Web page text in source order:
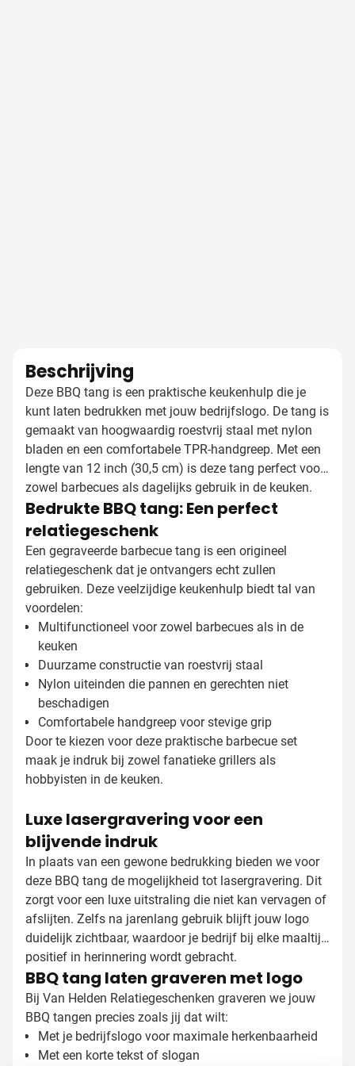
Beschrijving
Deze BBQ tang is een praktische keukenhulp die je
kunt laten bedrukken met jouw bedrijfslogo. De tang is
gemaakt van hoogwaardig roestvrij staal met nylon
bladen en een comfortabele TPR-handgreep. Met een
lengte van 12 inch (30,5 cm) is deze tang perfect voor
zowel barbecues als dagelijks gebruik in de keuken.
Bedrukte BBQ tang: Een perfect
relatiegeschenk
Een gegraveerde barbecue tang is een origineel
relatiegeschenk dat je ontvangers echt zullen
gebruiken. Deze veelzijdige keukenhulp biedt tal van
voordelen:
Multifunctioneel voor zowel barbecues als in de
keuken
Duurzame constructie van roestvrij staal
Nylon uiteinden die pannen en gerechten niet
beschadigen
Comfortabele handgreep voor stevige grip
Door te kiezen voor deze praktische barbecue set
maak je indruk bij zowel fanatieke grillers als
hobbyisten in de keuken.
Luxe lasergravering voor een
blijvende indruk
In plaats van een gewone bedrukking bieden we voor
deze BBQ tang de mogelijkheid tot lasergravering. Dit
zorgt voor een luxe uitstraling die niet kan vervagen of
afslijten. Zelfs na jarenlang gebruik blijft jouw logo
duidelijk zichtbaar, waardoor je bedrijf bij elke maaltijd
positief in herinnering wordt gebracht.
BBQ tang laten graveren met logo
Bij Van Helden Relatiegeschenken graveren we jouw
BBQ tangen precies zoals jij dat wilt:
Met je bedrijfslogo voor maximale herkenbaarheid
Met een korte tekst of slogan